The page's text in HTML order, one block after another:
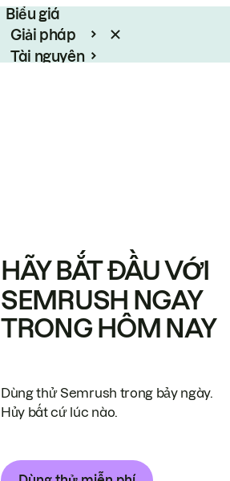
Biểu giá
Giải pháp
Tài nguyên
HÃY BẮT ĐẦU VỚI
SEMRUSH NGAY
TRONG HÔM NAY
Dùng thử Semrush trong bảy ngày.
Hủy bất cứ lúc nào.